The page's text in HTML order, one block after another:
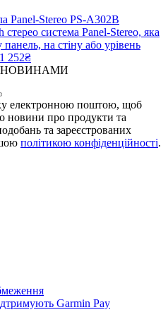
Panel-Stereo PS-A302B
система Panel-Stereo, яка
на стіну або урівень
252₴
НОВИНАМИ
електронною поштою, щоб
новини про продукти та
та зареєстрованих
політикою конфіденційності.
Garmin Pay